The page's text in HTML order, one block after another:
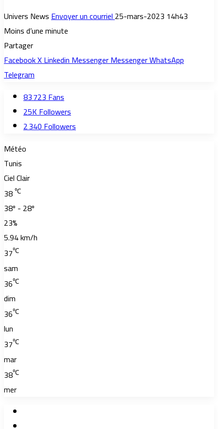
Univers NewsEnvoyer un courriel25-mars-2023 14h43
Moins d’une minute
Partager
FacebookXLinkedinMessengerMessengerWhatsApp
Telegram
83 723Fans
25KFollowers
2 340Followers
Météo
Tunis
Ciel Clair
38℃
38º - 28º
23%
5.94 km/h
37℃
sam
36℃
dim
36℃
lun
37℃
mar
38℃
mer